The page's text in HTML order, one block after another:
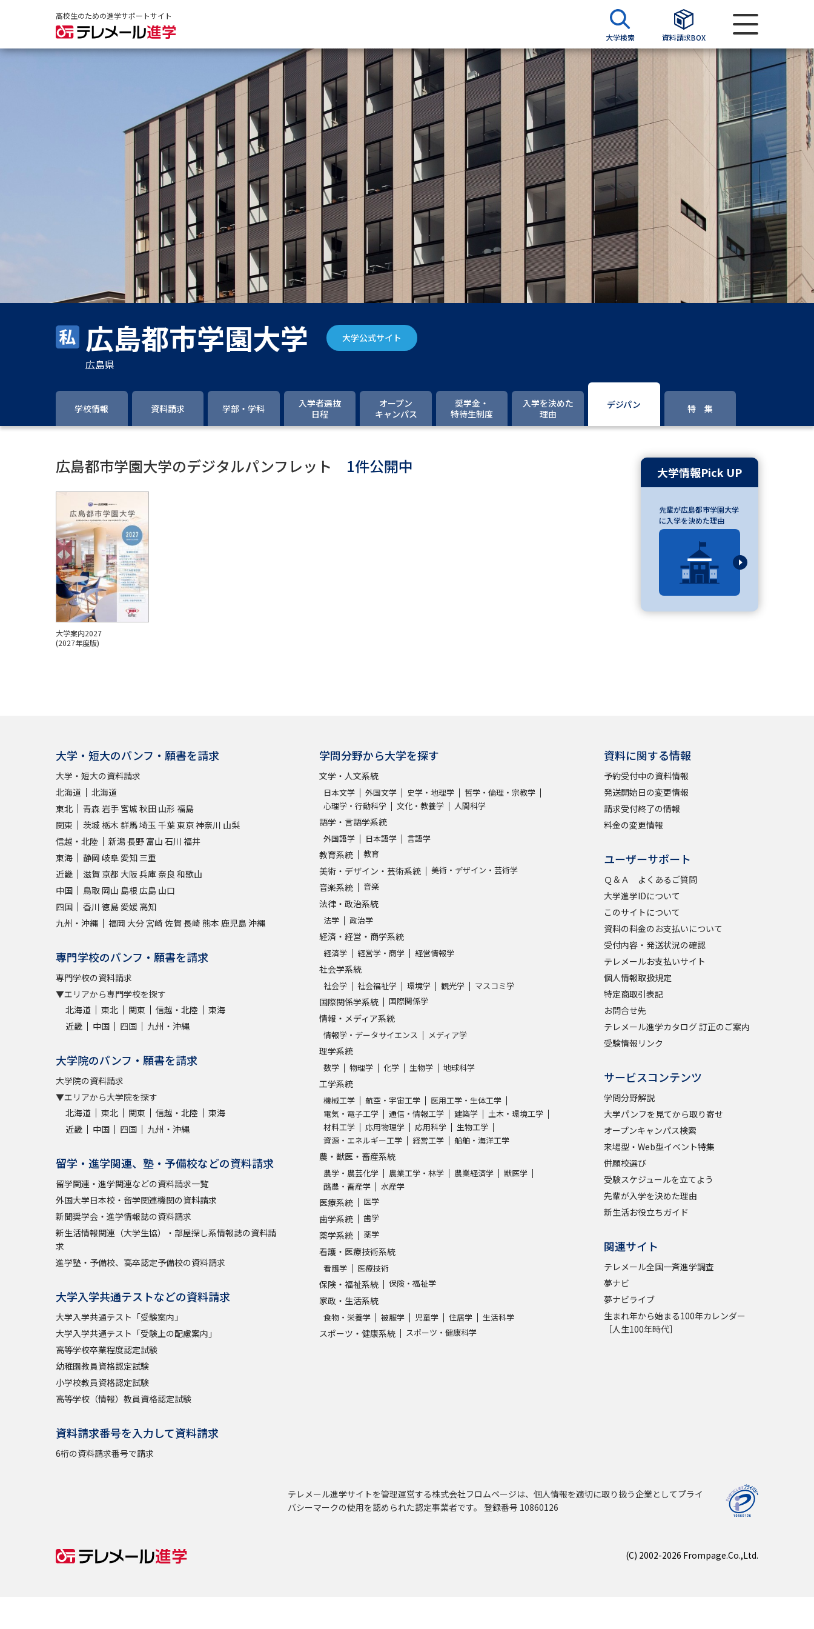
高校生のための進学サポートサイト
大学検索 資料請求BOX
資料請求
大学・短大の資料種類から請求
大学パンフ
学部・学科パンフ
総合型選抜・学校推薦型選抜 募集要項＆願書
大学入学共通テスト利用選抜の募集要項＆願書
過去問題集
大学・短大以外の資料から請求
専門学校の資料請求 大学院の資料請求
留学・進学関連、塾・予備校
大学入学共通テスト「受験案内」の請求
大学入学共通テスト「受験上の配慮案内」の請求
高等学校卒業程度認定試験
高等学校（情報）教員資格認定試験
大学研究 大学検索
新増設大学・学部・学科特集
デジタルパンフレット
併願校選び
先輩が入学を決めた理由
テレメール全国一斉進学調査
新生活お役立ちガイド
学問検索
大学で学びたい学問発見
学問の教科書 夢ナビライブ
Ｑ＆Ａ よくあるご質問
このサイトについて
資料の料金の お支払いについて 受付内容・発送状況の確認 テレメール お支払いサイト
受験情報リンク
広島都市学園大学 大学公式サイト
広島県
学校情報 資料請求 学部・学科
入学者選抜
日程
オープン
キャンパス
奨学金・
特待生制度
入学を決めた
理由
デジパン 特 集
広島都市学園大学のデジタルパンフレット 1件公開中
大学案内2027
(2027年度版)
大学情報Pick UP
先輩が広島都市学園大学
に入学を決めた理由
大学・短大のパンフ・願書を請求
大学・短大の資料請求
北海道
北海道
東北
青森 岩手 宮城 秋田 山形 福島
関東
茨城 栃木 群馬埼玉 千葉東京神奈川 山梨
信越・北陸
新潟長野 富山 石川 福井
東海
静岡 岐阜 愛知 三重
近畿
滋賀 京都 大阪兵庫奈良 和歌山
中国
鳥取 岡山 島根 広島 山口
四国
香川 徳島 愛媛 高知
九州・沖縄
福岡 大分 宮崎 佐賀 長崎 熊本 鹿児島沖縄
専門学校のパンフ・願書を請求
専門学校の資料請求
▼エリアから専門学校を探す
北海道
東北 関東 信越・北陸
東海
近畿
中国 四国 九州・沖縄
大学院のパンフ・願書を請求
大学院の資料請求
▼エリアから大学院を探す
北海道
東北 関東 信越・北陸
東海
近畿
中国 四国 九州・沖縄
留学・進学関連、塾・予備校などの資料請求
留学関連・進学関連などの資料請求一覧
外国大学日本校・留学関連機関の資料請求
新聞奨学会・進学情報誌の資料請求
新生活情報関連（大学生協）・部屋探し系情報誌の資料請
求
進学塾・予備校、高卒認定予備校の資料請求
大学入学共通テストなどの資料請求
大学入学共通テスト「受験案内」
大学入学共通テスト「受験上の配慮案内」
高等学校卒業程度認定試験
幼稚園教員資格認定試験
小学校教員資格認定試験
高等学校（情報）教員資格認定試験
資料請求番号を入力して資料請求
6桁の資料請求番号で請求
学問分野から大学を探す
文学・人文系統
日本文学 外国文学 史学・地理学
哲学・倫理・宗教学
心理学・行動科学
文化・教養学 人間科学
語学・言語学系統
外国語学 日本語学 言語学
教育系統 教育
美術・デザイン・芸術系統 美術・デザイン・芸術学
音楽系統 音楽
法律・政治系統
法学 政治学
経済・経営・商学系統
経済学 経営学・商学 経営情報学
社会学系統
社会学 社会福祉学 環境学 観光学 マスコミ学
国際関係学系統 国際関係学
情報・メディア系統
情報学・データサイエンス メディア学
理学系統
数学 物理学 化学 生物学 地球科学
工学系統
機械工学 航空・宇宙工学
医用工学・生体工学
電気・電子工学
通信・情報工学 建築学
土木・環境工学
材料工学
応用物理学 応用科学
生物工学
資源・エネルギー工学
経営工学 船舶・海洋工学
農・獣医・畜産系統
農学・農芸化学 農業工学・林学 農業経済学
獣医学
酪農・畜産学
水産学
医療系統 医学
歯学系統 歯学
薬学系統 薬学
看護・医療技術系統
看護学 医療技術
保険・福祉系統 保険・福祉学
家政・生活系統
食物・栄養学 被服学 児童学 住居学 生活科学
スポーツ・健康系統 スポーツ・健康科学
資料に関する情報
予約受付中の資料情報
発送開始日の変更情報
請求受付終了の情報
料金の変更情報
ユーザーサポート
Ｑ＆Ａ よくあるご質問
大学進学IDについて
このサイトについて
資料の料金のお支払いについて
受付内容・発送状況の確認
テレメールお支払いサイト
個人情報取扱規定
特定商取引表記
お問合せ先
テレメール進学カタログ 訂正のご案内
受験情報リンク
サービスコンテンツ
学問分野解説
大学パンフを見てから取り寄せ
オープンキャンパス検索
来場型・Web型イベント特集
併願校選び
受験スケジュールを立てよう
先輩が入学を決めた理由
新生活お役立ちガイド
関連サイト
テレメール全国一斉進学調査
夢ナビ
夢ナビライブ
生まれ年から始まる100年カレンダー
［人生100年時代］
テレメール進学サイトを管理運営する株式会社フロムページは、個人情報を適切に取り扱う企業としてプライ
バシーマークの使用を認められた認定事業者です。 登録番号 10860126
(C) 2002-2026 Frompage.Co.,Ltd.